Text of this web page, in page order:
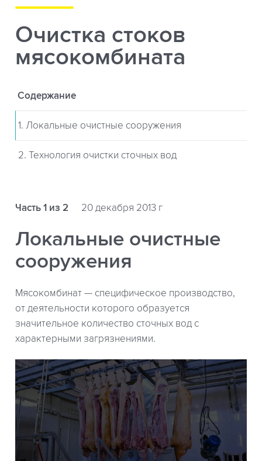
Очистка стоков
мясокомбината
Содержание
1. Локальные очистные сооружения
2. Технология очистки сточных вод
Часть 1 из 2 20 декабря 2013 г
Локальные очистные
сооружения
Мясокомбинат — специфическое производство,
от деятельности которого образуется
значительное количество сточных вод с
характерными загрязнениями.